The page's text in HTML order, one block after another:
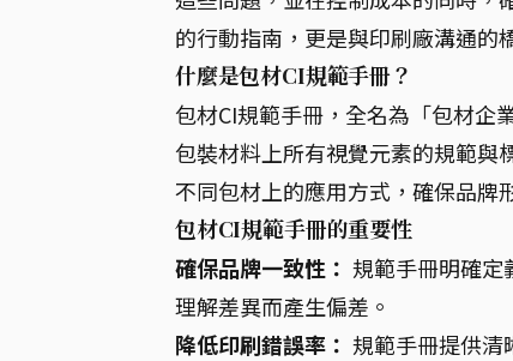
的行動指南，更是與印刷廠溝通的
什麼是包材CI規範手冊？
包材CI規範手冊，全名為「包材企
包裝材料上所有視覺元素的規範與
不同包材上的應用方式，確保品牌
包材CI規範手冊的重要性
確保品牌一致性： 規範手冊明確定
理解差異而產生偏差。
降低印刷錯誤率： 規範手冊提供清